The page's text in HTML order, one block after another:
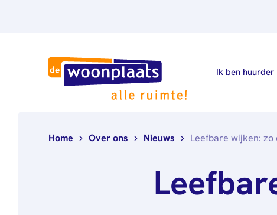
Ik ben huurder
Home Over ons Nieuws Leefbare wijken: zo